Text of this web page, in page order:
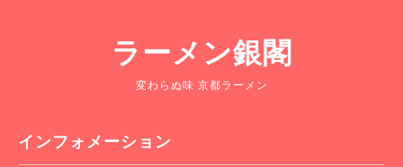
ラーメン銀閣
変わらぬ味 京都ラーメン
インフォメーション